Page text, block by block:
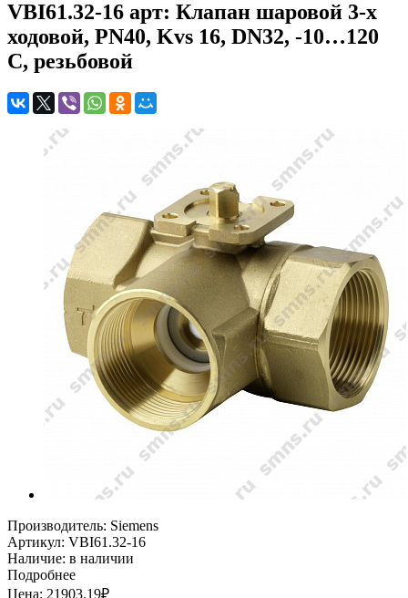
VBI61.32-16 арт: Клапан шаровой 3-х
ходовой, PN40, Kvs 16, DN32, -10…120
C, резьбовой
Производитель: Siemens
Артикул: VBI61.32-16
Наличие: в наличии
Подробнее
Цена: 21903.19₽